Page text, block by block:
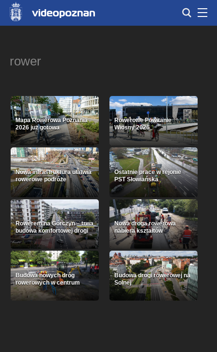
rower
Mapa Rowerowa Poznania
2026 już gotowa
Rowerowe Powitanie
Wiosny 2026
Nowa infrastruktura ułatwia
rowerowe podróże
Ostatnie prace w rejonie
PST Słowiańska
Rowerem na Górczyn – trwa
budowa komfortowej drogi
Nowa droga rowerowa
nabiera kształtów
Budowa nowych dróg
rowerowych w centrum
Budowa drogi rowerowej na
Solnej